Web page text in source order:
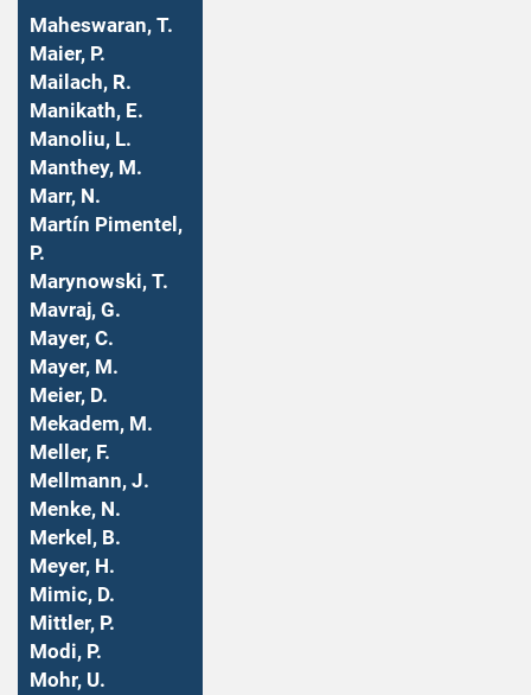
Maheswaran, T.
Maier, P.
Mailach, R.
Manikath, E.
Manoliu, L.
Manthey, M.
Marr, N.
Martín Pimentel,
P.
Marynowski, T.
Mavraj, G.
Mayer, C.
Mayer, M.
Meier, D.
Mekadem, M.
Meller, F.
Mellmann, J.
Menke, N.
Merkel, B.
Meyer, H.
Mimic, D.
Mittler, P.
Modi, P.
Mohr, U.